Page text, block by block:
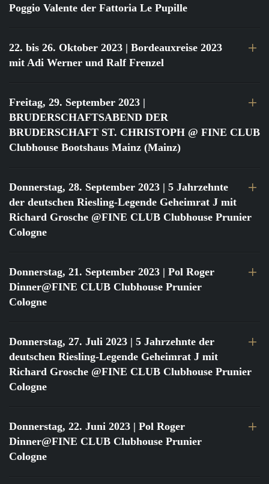
Poggio Valente der Fattoria Le Pupille
22. bis 26. Oktober 2023 | Bordeauxreise 2023
mit Adi Werner und Ralf Frenzel
Freitag, 29. September 2023 |
BRUDERSCHAFTSABEND DER
BRUDERSCHAFT ST. CHRISTOPH @ FINE CLUB
Clubhouse Bootshaus Mainz (Mainz)
Donnerstag, 28. September 2023 | 5 Jahrzehnte
der deutschen Riesling-Legende Geheimrat J mit
Richard Grosche @FINE CLUB Clubhouse Prunier
Cologne
Donnerstag, 21. September 2023 | Pol Roger
Dinner@FINE CLUB Clubhouse Prunier
Cologne
Donnerstag, 27. Juli 2023 | 5 Jahrzehnte der
deutschen Riesling-Legende Geheimrat J mit
Richard Grosche @FINE CLUB Clubhouse Prunier
Cologne
Donnerstag, 22. Juni 2023 | Pol Roger
Dinner@FINE CLUB Clubhouse Prunier
Cologne